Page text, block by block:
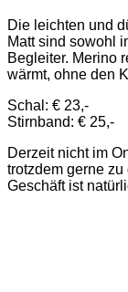
Die leichten und
Matt sind sowohl
Begleiter. Merino
wärmt, ohne den
Schal: € 23,-
Stirnband: € 25,-
Derzeit nicht im
trotzdem gerne
Geschäft ist